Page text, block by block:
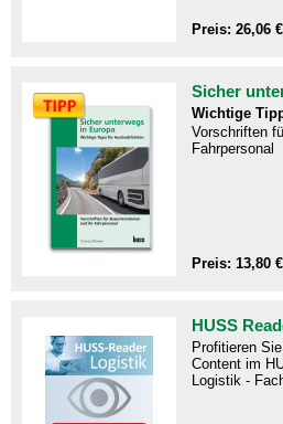
Preis: 26,06
Sicher
Wichtige
Vorschriften
Fahrpersonal
Preis: 13,80
HUSS
Profitieren
Content im
Logistik -